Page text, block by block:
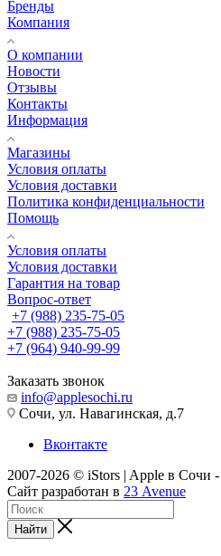
Бренды
Компания
О компании
Новости
Отзывы
Контакты
Информация
Магазины
Условия оплаты
Условия доставки
Политика конфиденциальности
Помощь
Условия оплаты
Условия доставки
Гарантия на товар
Вопрос-ответ
+7 (988) 235-75-05
+7 (988) 235-75-05
+7 (964) 940-99-99
Заказать звонок
info@applesochi.ru
Сочи, ул. Навагинская, д.7
Вконтакте
2007-2026 © iStors | Apple в Сочи
Сайт разработан в 23 Avenue
Найти